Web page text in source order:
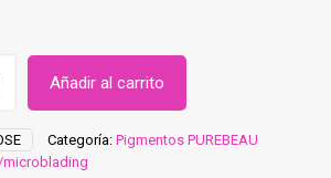
Añadir al carrito
Categoría: Pigmentos PUREBEAU